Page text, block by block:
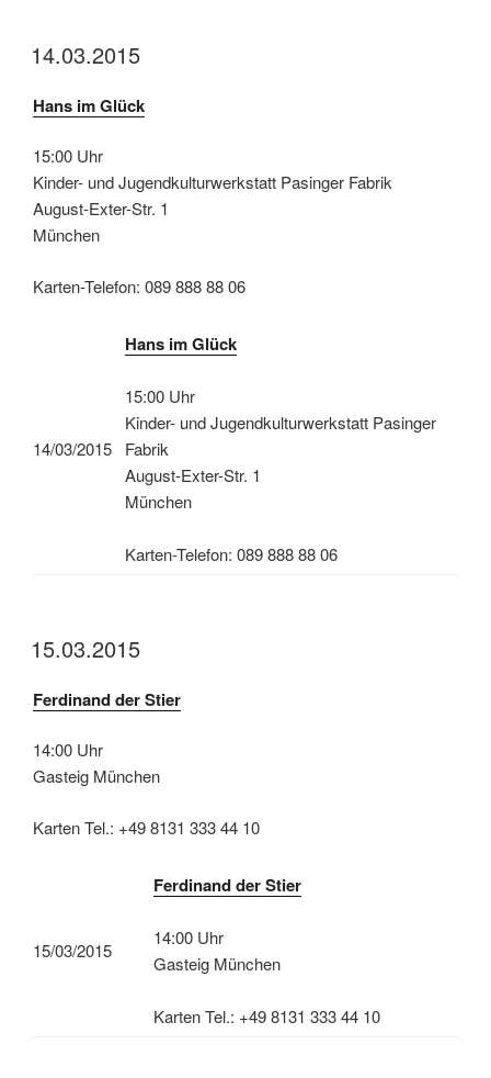
14.03.2015
Hans im Glück
15:00 Uhr
Kinder- und Jugendkulturwerkstatt Pasinger Fabrik
August-Exter-Str. 1
München
Karten-Telefon: 089 888 88 06
14/03/2015
Hans im Glück
15:00 Uhr
Kinder- und Jugendkulturwerkstatt Pasinger
Fabrik
August-Exter-Str. 1
München
Karten-Telefon: 089 888 88 06
15.03.2015
Ferdinand der Stier
14:00 Uhr
Gasteig München
Karten Tel.: +49 8131 333 44 10
15/03/2015
Ferdinand der Stier
14:00 Uhr
Gasteig München
Karten Tel.: +49 8131 333 44 10